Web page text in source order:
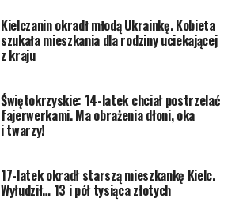
Kielczanin okradł młodą Ukrainkę. Kobieta
szukała mieszkania dla rodziny uciekającej
z kraju
Świętokrzyskie: 14-latek chciał postrzelać
fajerwerkami. Ma obrażenia dłoni, oka
i twarzy!
17-latek okradł starszą mieszkankę Kielc.
Wyłudził… 13 i pół tysiąca złotych